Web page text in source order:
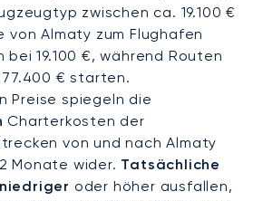
für Sicherheit wird durch
erster ARGUS-
bestätigt – eine unabhängige
operativen Exzellenz. Diese
gibt Ihnen
und garantiert, dass Ihre
nach den höchsten
sicherheitstechnischen
zwischen ca. 19.100 €
von Almaty zum Flughafen
bei 19.100 €, während Routen
€ starten.
Preise spiegeln die
Charterkosten der
von und nach Almaty
Monate wider. Tatsächliche
oder höher ausfallen,